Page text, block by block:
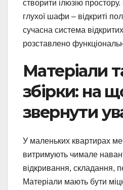
створити ілюзію
глухої шафи – відкриті
сучасна система
розставлено
Матеріали
збірки: на
звернути
У маленьких квартирах
витримують чимале
відкривання, складання,
Матеріали мають бути